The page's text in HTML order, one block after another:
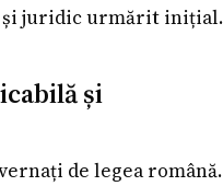
și juridic urmărit inițial.
și
de legea română.